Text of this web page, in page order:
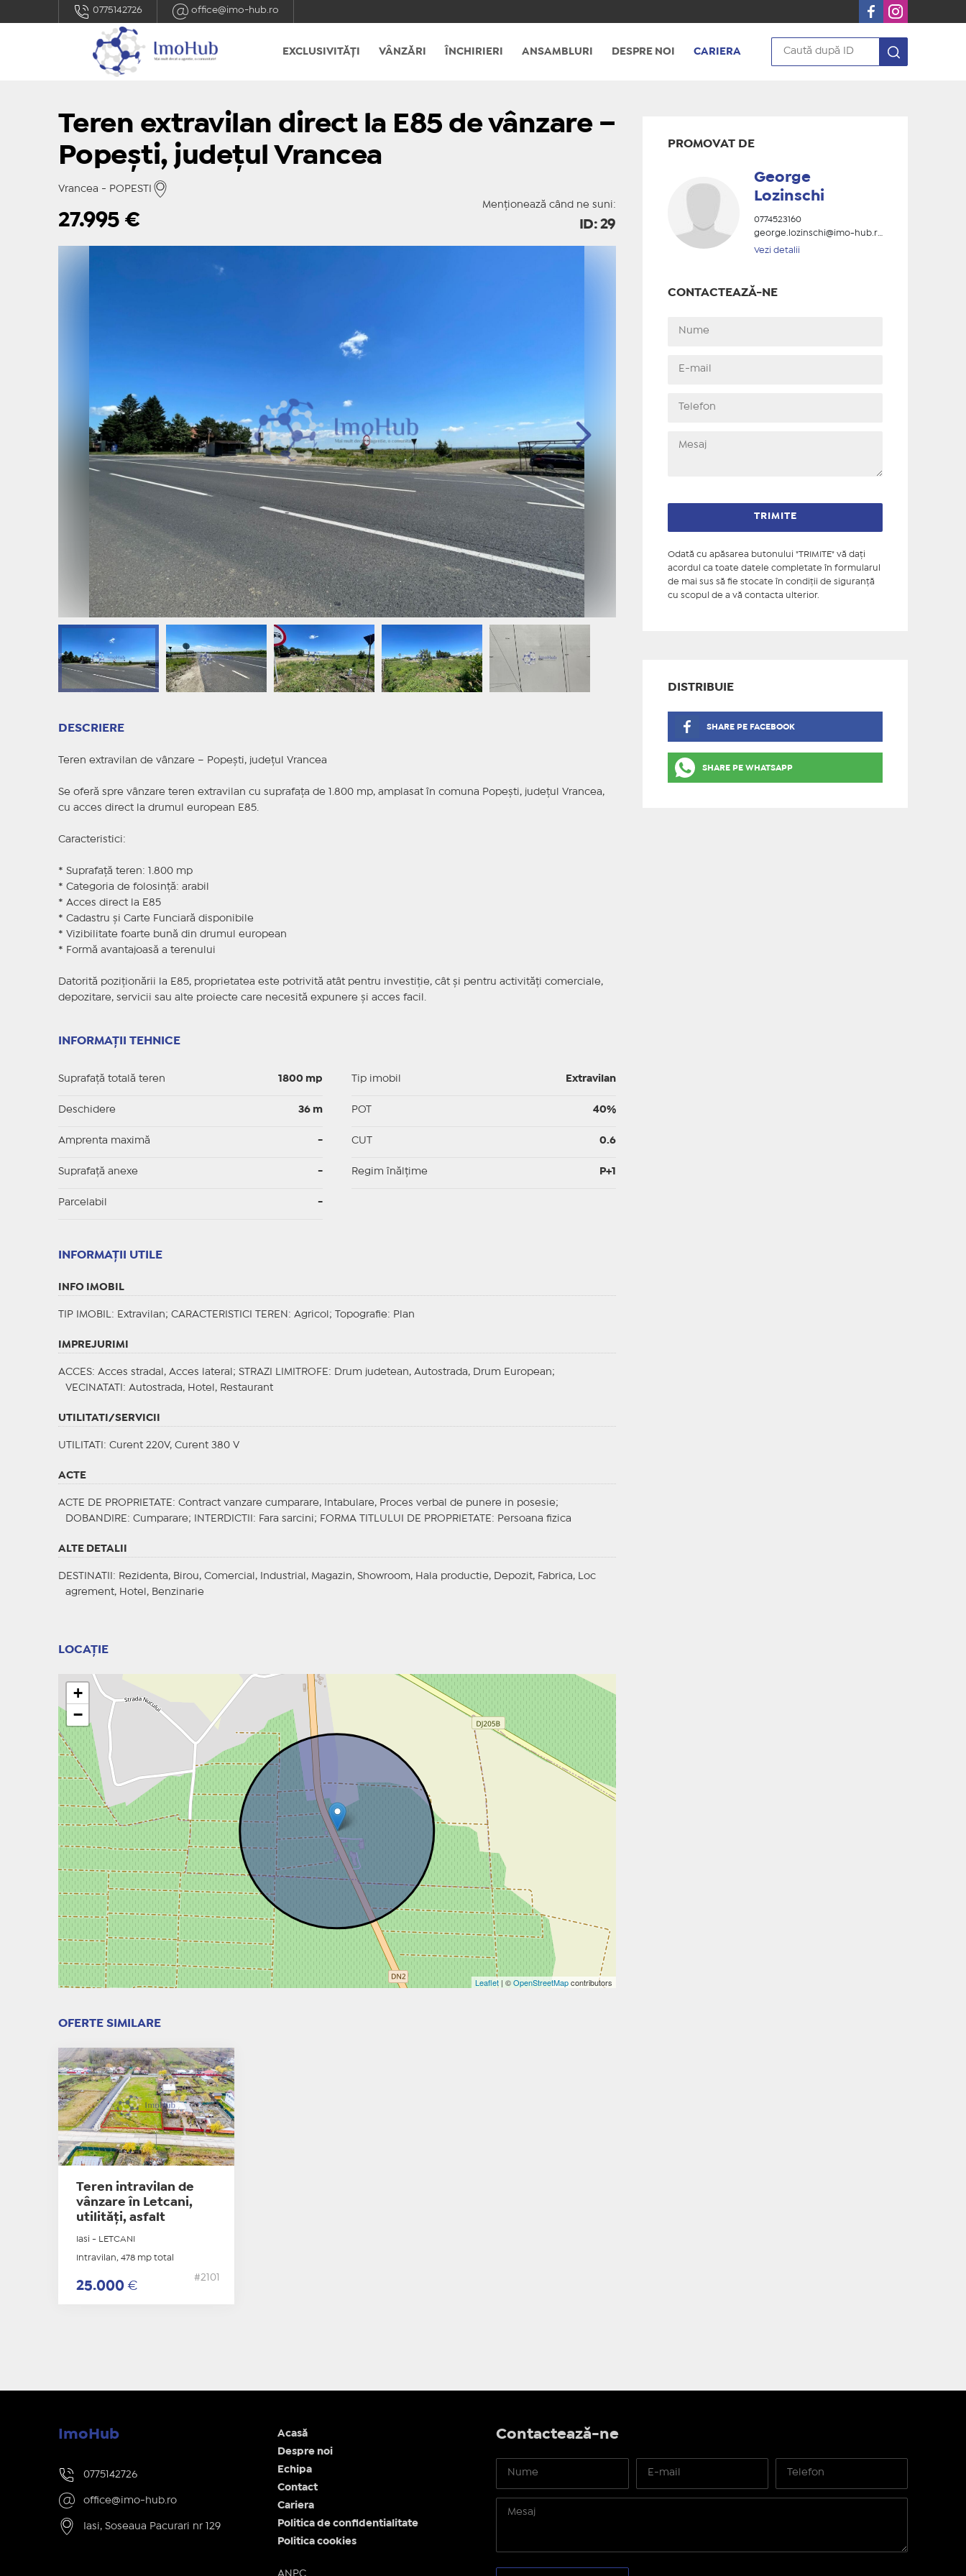
0775142726 office@imo-hub.ro
EXCLUSIVITĂȚI VÂNZĂRI ÎNCHIRIERI ANSAMBLURI DESPRE NOI CARIERA
Teren extravilan direct la E85 de vânzare –
Popești, județul Vrancea
Vrancea - POPESTI
Menționează când ne suni:
27.995€ ID: 29
DESCRIERE
Teren extravilan de vânzare – Popești, județul Vrancea
Se oferă spre vânzare teren extravilan cu suprafața de 1.800 mp, amplasat în comuna Popești, județul Vrancea,
cu acces direct la drumul european E85.
Caracteristici:
* Suprafață teren: 1.800 mp
* Categoria de folosință: arabil
* Acces direct la E85
* Cadastru și Carte Funciară disponibile
* Vizibilitate foarte bună din drumul european
* Formă avantajoasă a terenului
Datorită poziționării la E85, proprietatea este potrivită atât pentru investiție, cât și pentru activități comerciale,
depozitare, servicii sau alte proiecte care necesită expunere și acces facil.
INFORMAȚII TEHNICE
Suprafață totală teren 1800 mp
Deschidere 36 m
Amprenta maximă -
Suprafață anexe -
Parcelabil -
Tip imobil Extravilan
POT 40%
CUT 0.6
Regim înălțime P+1
INFORMAŢII UTILE
INFO IMOBIL
TIP IMOBIL : Extravilan; CARACTERISTICI TEREN : Agricol; Topografie: Plan
IMPREJURIMI
ACCES: Acces stradal, Acces lateral; STRAZI LIMITROFE : Drum judetean, Autostrada, Drum European;
VECINATATI
: Autostrada, Hotel, Restaurant
UTILITATI/SERVICII
UTILITATI : Curent 220V, Curent 380 V
ACTE
ACTE DE PROPRIETATE : Contract vanzare cumparare, Intabulare, Proces verbal de punere in posesie;
DOBANDIRE : Cumparare; INTERDICTII : Fara sarcini; FORMA TITLULUI DE PROPRIETATE : Persoana fizica
ALTE DETALII
DESTINATII
: Rezidenta, Birou, Comercial, Industrial, Magazin, Showroom, Hala productie, Depozit, Fabrica, Loc
agrement, Hotel, Benzinarie
LOCAȚIE
+
−
Leaflet| ©OpenStreetMapcontributors
PROMOVAT DE
George
Lozinschi
0774523160
george.lozinschi@imo-hub.ro
Vezi detalii
CONTACTEAZĂ-NE
Odată cu apăsarea butonului "TRIMITE" vă daţi
acordul ca toate datele completate în formularul
de mai sus să fie stocate în condiţii de siguranţă
cu scopul de a vă contacta ulterior.
DISTRIBUIE
SHARE PE FACEBOOK
SHARE PE WHATSAPP
OFERTE SIMILARE
Teren intravilan de
vânzare în Letcani,
utilități, asfalt
Iasi - LETCANI
Intravilan, 478 mp total
25.000 €
#2101
ImoHub
0775142726
office@imo-hub.ro
Iasi, Soseaua Pacurari nr 129
Acasă
Despre noi
Echipa
Contact
Cariera
Politica de confidentialitate
Politica cookies
ANPC
Contactează-ne